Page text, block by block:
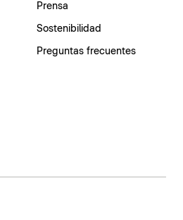
Prensa
Sostenibilidad
Preguntas frecuentes